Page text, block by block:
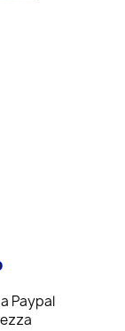
Paypal